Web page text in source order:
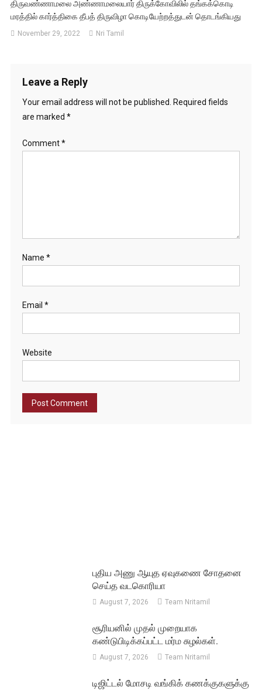
திருவண்ணாமலை அண்ணாமலையார் திருக்கோவிலில் தங்கக்கொடி
மரத்தில் கார்த்திகை தீபத் திருவிழா கொடியேற்றத்துடன் தொடங்கியது
November 29, 2022 Nri Tamil
Leave a Reply
Your email address will not be published. Required fields
are marked *
Comment*
Name *
Email *
Website
புதிய அணு ஆயுத ஏவுகணை சோதனை
செய்த வடகொரியா
August 7, 2026 Team Nritamil
சூரியனில் முதல் முறையாக
கண்டுபிடிக்கப்பட்ட மர்ம சுழல்கள்.
August 7, 2026 Team Nritamil
டிஜிட்டல் மோசடி வங்கிக் கணக்குகளுக்கு